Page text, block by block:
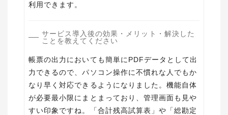
利用できます。
サービス導入後の効果・メリット・解決した
ことを教えてください
帳票の出力においても簡単にPDFデータとして出
力できるので、パソコン操作に不慣れな人でもか
なり早く対応できるようになりました。機能自体
が必要最小限にまとまっており、管理画面も見や
すい印象ですね。「合計残高試算表」や「総勘定